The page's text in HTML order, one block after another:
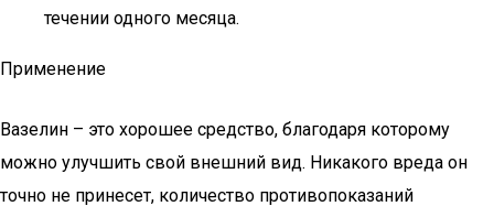
течении одного месяца.
Применение
Вазелин – это хорошее средство, благодаря которому
можно улучшить свой внешний вид. Никакого вреда он
точно не принесет, количество противопоказаний